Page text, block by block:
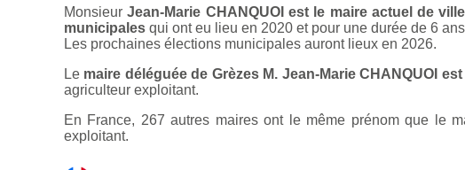
MonsieurJean-Marie CHANQUOI est le maire actuel de
municipales qui ont eu lieu en 2020 et pour une durée de 6
Les prochaines élections municipales auront lieux en 2026.
Le maire déléguée de Grèzes M. Jean-Marie CHANQUOI
agriculteur exploitant.
En France, 267 autres maires ont le même prénom que le
exploitant.